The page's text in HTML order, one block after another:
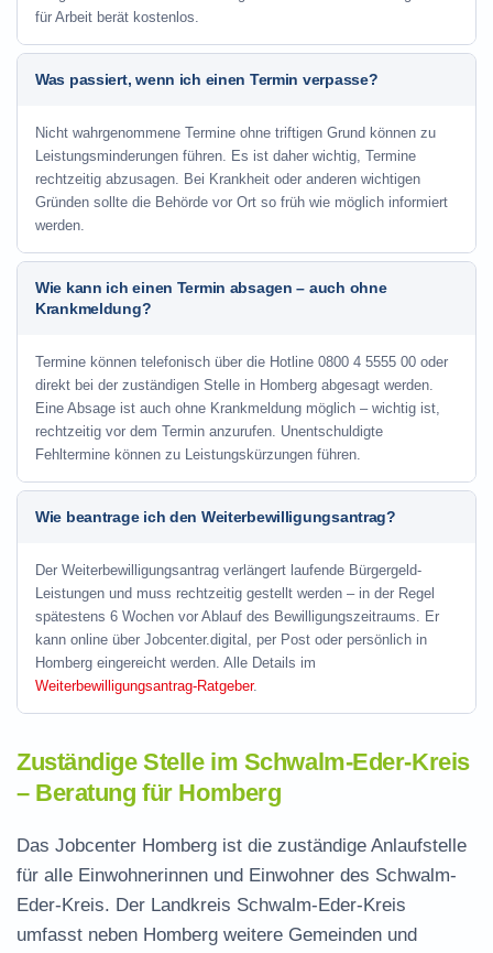
für Arbeit berät kostenlos.
Was passiert, wenn ich einen Termin verpasse?
Nicht wahrgenommene Termine ohne triftigen Grund können zu
Leistungsminderungen führen. Es ist daher wichtig, Termine
rechtzeitig abzusagen. Bei Krankheit oder anderen wichtigen
Gründen sollte die Behörde vor Ort so früh wie möglich informiert
werden.
Wie kann ich einen Termin absagen – auch ohne
Krankmeldung?
Termine können telefonisch über die Hotline 0800 4 5555 00 oder
direkt bei der zuständigen Stelle in Homberg abgesagt werden.
Eine Absage ist auch ohne Krankmeldung möglich – wichtig ist,
rechtzeitig vor dem Termin anzurufen. Unentschuldigte
Fehltermine können zu Leistungskürzungen führen.
Wie beantrage ich den Weiterbewilligungsantrag?
Der Weiterbewilligungsantrag verlängert laufende Bürgergeld-
Leistungen und muss rechtzeitig gestellt werden – in der Regel
spätestens 6 Wochen vor Ablauf des Bewilligungszeitraums. Er
kann online über Jobcenter.digital, per Post oder persönlich in
Homberg eingereicht werden. Alle Details im
Weiterbewilligungsantrag-Ratgeber.
Zuständige Stelle im Schwalm-Eder-Kreis
– Beratung für Homberg
Das Jobcenter Homberg ist die zuständige Anlaufstelle
für alle Einwohnerinnen und Einwohner des Schwalm-
Eder-Kreis. Der Landkreis Schwalm-Eder-Kreis
umfasst neben Homberg weitere Gemeinden und